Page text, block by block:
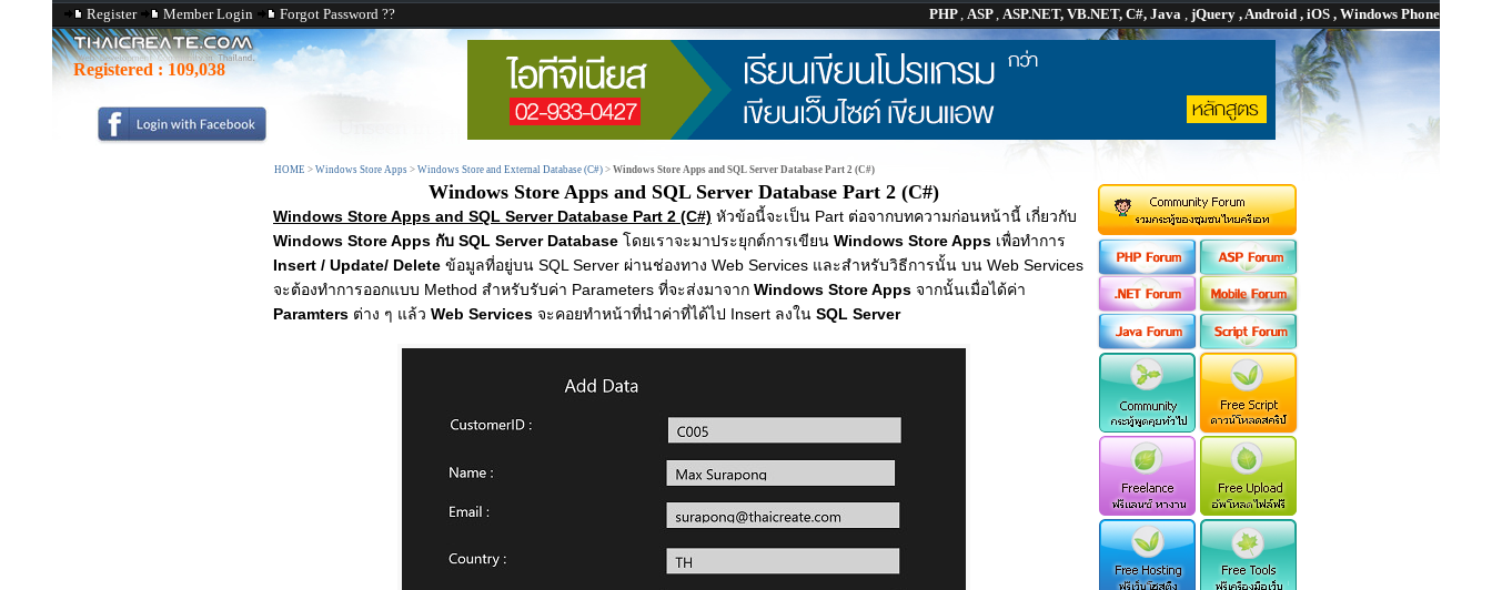
Register Member Login Forgot Password ?? PHP, ASP, ASP.NET, VB.NET, C#, Java , jQuery , Android , iOS , Windows Phone
Registered : 109,038
HOME > Windows Store Apps > Windows Store and External Database (C#) > Windows Store Apps and SQL Server Database Part 2 (C#)
Windows Store Apps and SQL Server Database Part 2 (C#)
Windows Store Apps and SQL Server Database Part 2 (C#) หัวข้อนี้จะเป็น Part ต่อจากบทความก่อนหน้านี้ เกี่ยวกับ
Windows Store Apps กับ SQL Server Database โดยเราจะมาประยุกต์การเขียน Windows Store Apps เพื่อทำการ
Insert / Update/ Delete ข้อมูลที่อยู่บน SQL Server ผ่านช่องทาง Web Services และสำหรับวิธีการนั้น บน Web Services
จะต้องทำการออกแบบ Method สำหรับรับค่า Parameters ที่จะส่งมาจาก Windows Store Apps จากนั้นเมื่อได้ค่า
Paramters ต่าง ๆ แล้ว Web Services จะคอยทำหน้าที่นำค่าที่ได้ไป Insert ลงใน SQL Server